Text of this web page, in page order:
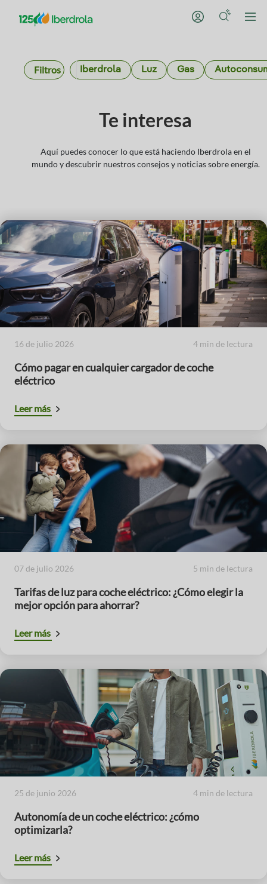
Filtros Iberdrola Luz Gas
Te interesa
Aquí puedes conocer lo que está haciendo Iberdrola en el
mundo y descubrir nuestros consejos y noticias sobre energía.
16 de julio 2026 4 min de lectura
Cómo pagar en cualquier cargador de coche
eléctrico
Leer más
07 de julio 2026 5 min de lectura
Tarifas de luz para coche eléctrico: ¿Cómo elegir la
mejor opción para ahorrar?
Leer más
25 de junio 2026 4 min de lectura
Autonomía de un coche eléctrico: ¿cómo
optimizarla?
Leer más